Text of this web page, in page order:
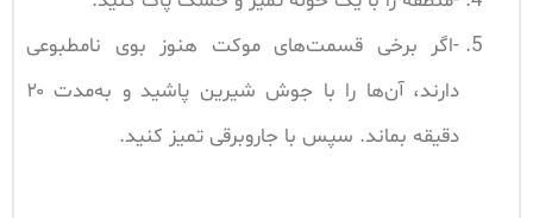
-اگر برخی قسمت‌های موکت هنوز بوی نامطبوعی
دارند، آن‌ها را با جوش شیرین پاشید و به‌مدت ۲۰
دقیقه بماند. سپس با جاروبرقی تمیز کنید.